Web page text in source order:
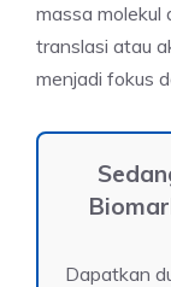
massa
translasi atau
menjadi fokus
Dapatkan